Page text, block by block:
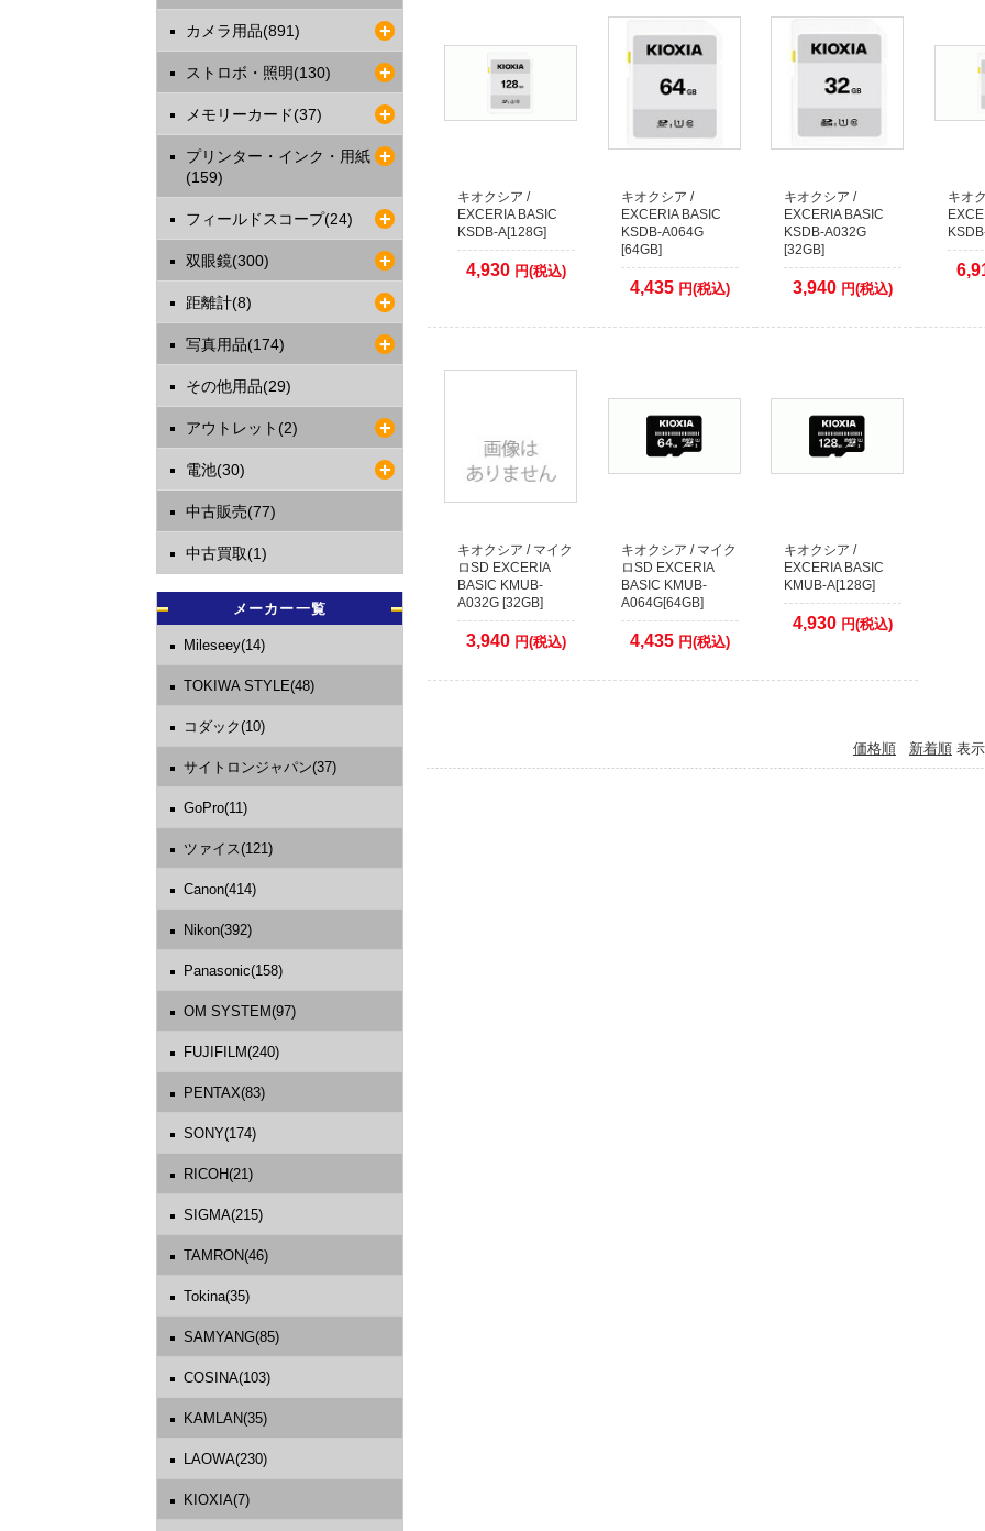
2017年05月12日
クレジットカード本人認証サービス対応いたしました
安全はお買い物の為にも、ぜひ本人認証サービスをご検討ください。
各クレジットカード会社の本人認証サービスをご利用いただいた場合、決済確認時間を早め
送となります。
1日程度(場合により2、3日以上)出荷までお時間がかかりますので予めご了承ください。
2021年09月26日
【お知らせ】代金引換でのご注文について
します。
複数の代金引換注文で合計額が50万円以上になる場合は、同日での発送ができません。発送
あらかじめご了承くださいますようお願いいたします。
2017年12月09日
店頭でのご購入希望のお客様へ
WEBサイトでご注文をしていない場合には、事前に店舗へご連絡していただきますようお願
す。
キオクシア /
EXCERIA BASIC
KSDB-A[128G]
4,930円(税込)
キオクシア /
EXCERIA BASIC
KSDB-A064G
[64GB]
4,435円(税込)
キオクシア /
EXCERIA BASIC
KSDB-A032G
[32GB]
3,940 円(税込)
キオ
キオクシア / マイク
ロSD EXCERIA
BASIC KMUB-
A032G [32GB]
3,940円(税込)
キオクシア / マイク
ロSD EXCERIA
BASIC KMUB-
A064G[64GB]
4,435円(税込)
キオクシア /
EXCERIA BASIC
KMUB-A[128G]
4,930 円(税込)
価格順 新着順 表
カメラ用品(891)
ストロボ・照明(130)
メモリーカード(37)
プリンター・インク・用紙
(159)
フィールドスコープ(24)
双眼鏡(300)
距離計(8)
写真用品(174)
その他用品(29)
アウトレット(2)
電池(30)
中古販売(77)
中古買取(1)
メーカー一覧
Mileseey(14)
TOKIWA STYLE(48)
コダック(10)
サイトロンジャパン(37)
GoPro(11)
ツァイス(121)
Canon(414)
Nikon(392)
Panasonic(158)
OM SYSTEM(97)
FUJIFILM(240)
PENTAX(83)
SONY(174)
RICOH(21)
SIGMA(215)
TAMRON(46)
Tokina(35)
SAMYANG(85)
COSINA(103)
KAMLAN(35)
LAOWA(230)
KIOXIA(7)